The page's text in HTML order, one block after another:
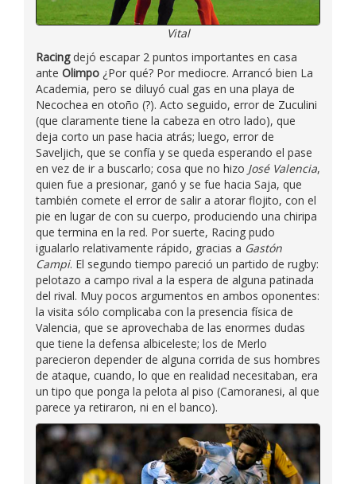
Vital
Racingdejó escapar 2 puntos importantes en casa
ante Olimpo ¿Por qué? Por mediocre. Arrancó bien La
Academia, pero se diluyó cual gas en una playa de
Necochea en otoño (?). Acto seguido, error de Zuculini
(que claramente tiene la cabeza en otro lado), que
deja corto un pase hacia atrás; luego, error de
Saveljich, que se confía y se queda esperando el pase
en vez de ir a buscarlo; cosa que no hizo José Valencia,
quien fue a presionar, ganó y se fue hacia Saja, que
también comete el error de salir a atorar flojito, con el
pie en lugar de con su cuerpo, produciendo una chiripa
que termina en la red. Por suerte, Racing pudo
igualarlo relativamente rápido, gracias a Gastón
Campi. El segundo tiempo pareció un partido de rugby:
pelotazo a campo rival a la espera de alguna patinada
del rival. Muy pocos argumentos en ambos oponentes:
la visita sólo complicaba con la presencia física de
Valencia, que se aprovechaba de las enormes dudas
que tiene la defensa albiceleste; los de Merlo
parecieron depender de alguna corrida de sus hombres
de ataque, cuando, lo que en realidad necesitaban, era
un tipo que ponga la pelota al piso (Camoranesi, al que
parece ya retiraron, ni en el banco).